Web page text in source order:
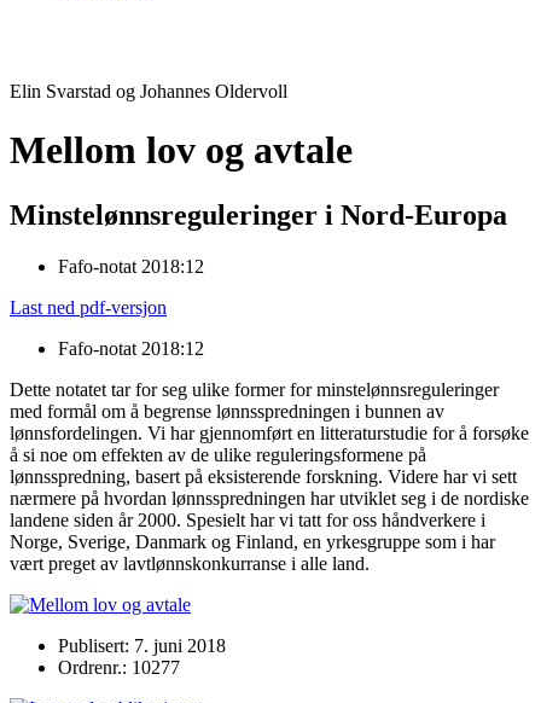
Elin Svarstad og Johannes Oldervoll
Mellom lov og avtale
Minstelønnsreguleringer i Nord-Europa
Fafo-notat 2018:12
Last ned pdf-versjon
Fafo-notat 2018:12
Dette notatet tar for seg ulike former for minstelønnsreguleringer
med formål om å begrense lønnsspredningen i bunnen av
lønnsfordelingen. Vi har gjennomført en litteraturstudie for å forsøke
å si noe om effekten av de ulike reguleringsformene på
lønnsspredning, basert på eksisterende forskning. Videre har vi sett
nærmere på hvordan lønnsspredningen har utviklet seg i de nordiske
landene siden år 2000. Spesielt har vi tatt for oss håndverkere i
Norge, Sverige, Danmark og Finland, en yrkesgruppe som i har
vært preget av lavtlønnskonkurranse i alle land.
Publisert: 7. juni 2018
Ordrenr.: 10277